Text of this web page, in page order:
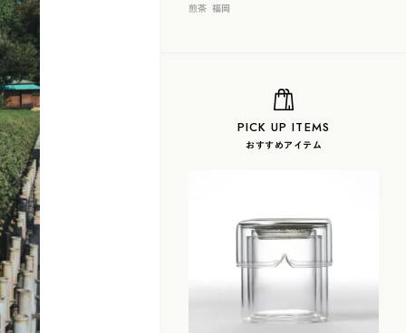
煎茶 福岡
PICK UP ITEMS
おすすめアイテム